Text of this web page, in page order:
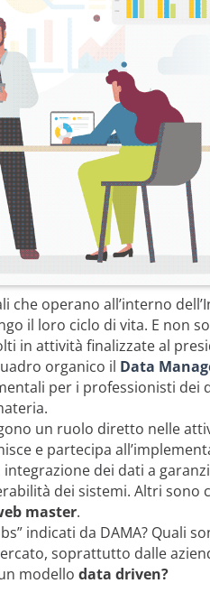
che operano all’interno
il loro ciclo di vita. E non
in attività finalizzate al
organico il Data
per i professionisti dei
un ruolo diretto nelle
e partecipa
dei dati a
dei sistemi. Altri sono
master.
indicati da DAMA? Quali
soprattutto dalle
modello data driven?